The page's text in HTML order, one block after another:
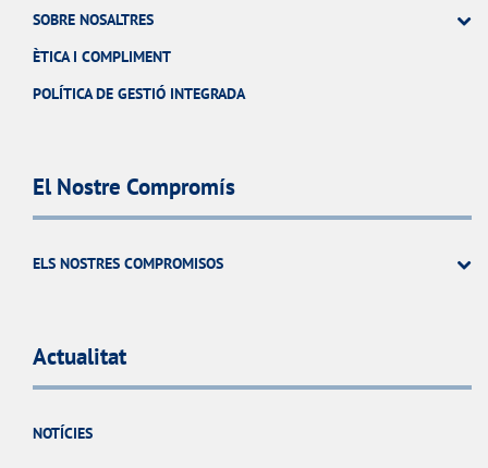
SOBRE NOSALTRES
ÈTICA I COMPLIMENT
POLÍTICA DE GESTIÓ INTEGRADA
El Nostre Compromís
ELS NOSTRES COMPROMISOS
Actualitat
NOTÍCIES